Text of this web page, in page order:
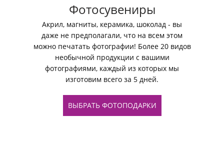
Фотосувениры
Акрил, магниты, керамика, шоколад - вы
даже не предполагали, что на всем этом
можно печатать фотографии! Более 20 видов
необычной продукции с вашими
фотографиями, каждый из которых мы
изготовим всего за 5 дней.
ВЫБРАТЬ ФОТОПОДАРКИ